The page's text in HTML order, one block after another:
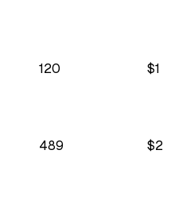
120 $1
489 $2